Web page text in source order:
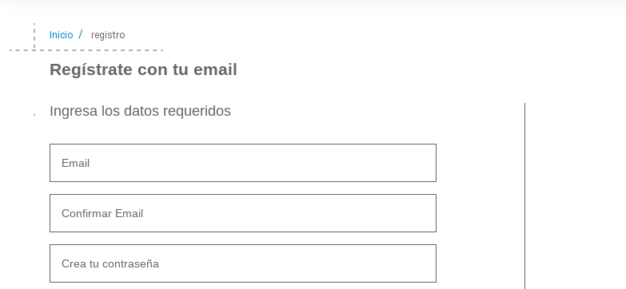
Inicio registro
Regístrate con tu email
Ingresa los datos requeridos